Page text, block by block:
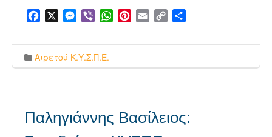
Facebook Messenger
Viber WhatsApp
Pinterest
Email Copy
Αιρετού Κ.Υ.Σ.Π.Ε.
Παληγιάννης Βασίλειος: